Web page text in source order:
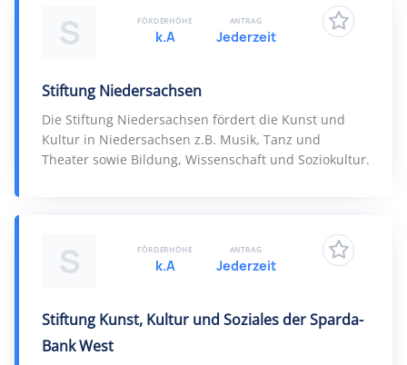
S
Stiftung Niedersachsen
Die Stiftung Niedersachsen fördert die Kunst und
Kultur in Niedersachsen z.B. Musik, Tanz und
Theater sowie Bildung, Wissenschaft und Soziokultur.
FÖRDERHÖHE
k.A
ANTRAG
Jederzeit
S
Stiftung Kunst, Kultur und Soziales der Sparda-
Bank West
FÖRDERHÖHE
k.A
ANTRAG
Jederzeit